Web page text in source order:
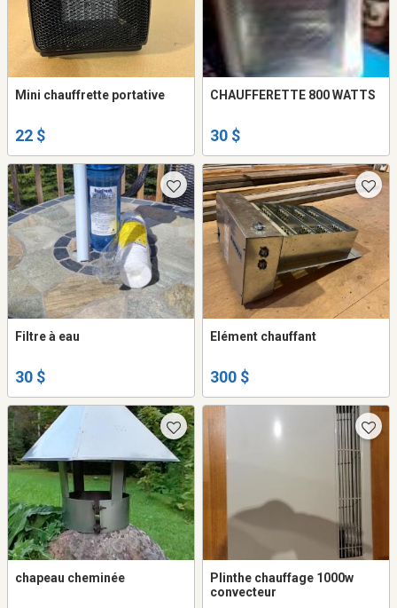
Mini chauffrette portative
22 $
CHAUFFERETTE 800 WATTS
30 $
Filtre à eau
30 $
Elément chauffant
300 $
chapeau cheminée
Plinthe chauffage 1000w
convecteur